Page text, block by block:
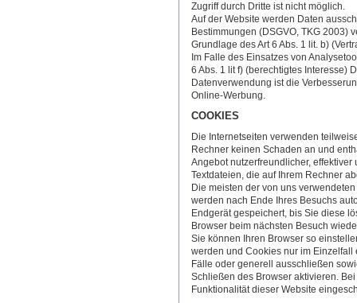
Zugriff durch Dritte ist nicht möglich.
Auf der Website werden Daten
Bestimmungen (DSGVO, TKG 2003)
Grundlage des Art 6 Abs. 1 lit. b)
Im Falle des Einsatzes von
6 Abs. 1 lit f) (berechtigtes Interesse)
Datenverwendung ist die
Online-Werbung.
COOKIES
Die Internetseiten verwenden
Rechner keinen Schaden an und
Angebot nutzerfreundlicher,
Textdateien, die auf Ihrem Rechner
Die meisten der von uns
werden nach Ende Ihres Besuchs
Endgerät gespeichert, bis Sie diese
Browser beim nächsten Besuch
Sie können Ihren Browser so
werden und Cookies nur im
Fälle oder generell ausschließen
Schließen des Browser aktivieren.
Funktionalität dieser Website